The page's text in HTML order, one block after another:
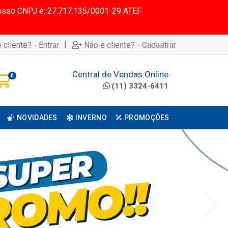
CNPJ é: 27.717.135/0001-29 ATEF
cliente? - Entrar | Não é cliente? - Cadastrar
0 Central de Vendas Online
(11) 3324-6411
NOVIDADES INVERNO PROMOÇÕES